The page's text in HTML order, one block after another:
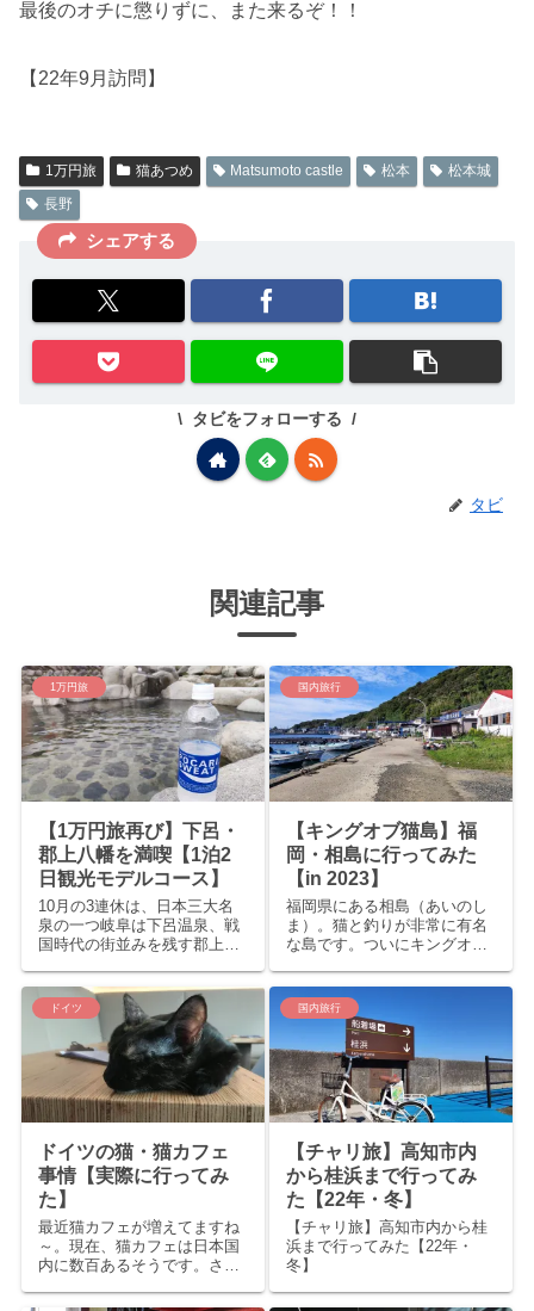
最後のオチに懲りずに、また来るぞ！！
【22年9月訪問】
1万円旅 猫あつめ Matsumoto castle 松本
松本城
長野
シェアする
タビをフォローする
タビ
関連記事
1万円旅
【1万円旅再び】下呂・
郡上八幡を満喫【1泊2
日観光モデルコース】
10月の3連休は、日本三大名
泉の一つ岐阜は下呂温泉、戦
国時代の街並みを残す郡上八
む）、お金はあまり使ってい
ませんが人情にたくさん触れ
た良い旅行になりました！ 飛
騨小坂で温泉、夕食（1日目...
国内旅行
【キングオブ猫島】福
岡・相島に行ってみた
【in 2023】
福岡県にある相島（あいのし
ま）。猫と釣りが非常に有名
な島です。ついにキングオブ
トしたいと思います！！ 相島
へのアクセス 相島へは、まず
新宮漁港へ行ってフェリーに
乗る必要があります。新宮漁
港...
ドイツ
ドイツの猫・猫カフェ
事情【実際に行ってみ
た】
最近猫カフェが増えてますね
～。現在、猫カフェは日本国
内に数百あるそうです。さ
国内旅行
【チャリ旅】高知市内
から桂浜まで行ってみ
た【22年・冬】
【チャリ旅】高知市内から桂
浜まで行ってみた【22年・
冬】